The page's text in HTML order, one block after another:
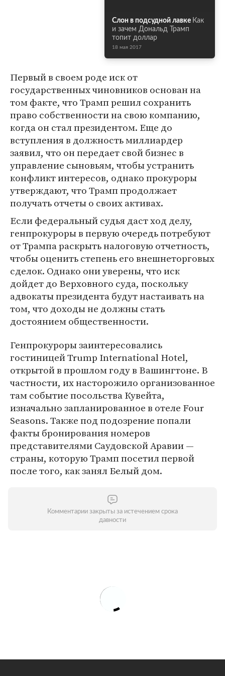
Слон в подсудной лавке Как
и зачем Дональд Трамп
топит доллар
18 мая 2017
Первый в своем роде иск от
государственных чиновников основан на
том факте, что Трамп решил сохранить
право собственности на свою компанию,
когда он стал президентом. Еще до
вступления в должность миллиардер
заявил, что он передает свой бизнес в
управление сыновьям, чтобы устранить
конфликт интересов, однако прокуроры
утверждают, что Трамп продолжает
получать отчеты о своих активах.
Если федеральный судья даст ход делу,
генпрокуроры в первую очередь потребуют
от Трампа раскрыть налоговую отчетность,
чтобы оценить степень его внешнеторговых
сделок. Однако они уверены, что иск
дойдет до Верховного суда, поскольку
адвокаты президента будут настаивать на
том, что доходы не должны стать
достоянием общественности.
Генпрокуроры заинтересовались
гостиницей Trump International Hotel,
открытой в прошлом году в Вашингтоне. В
частности, их насторожило организованное
там событие посольства Кувейта,
изначально запланированное в отеле Four
Seasons. Также под подозрение попали
факты бронирования номеров
представителями Саудовской Аравии —
страны, которую Трамп посетил первой
после того, как занял Белый дом.
Комментарии закрыты за истечением срока
давности